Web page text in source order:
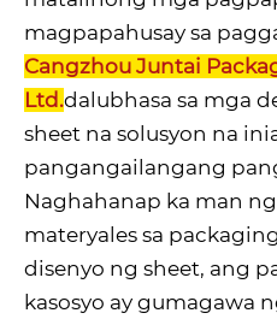
magpapahusay sa
Cangzhou Juntai
Ltd.dalubhasa sa mga
sheet na solusyon na
pangangailangang
Naghahanap ka man
materyales sa
disenyo ng sheet, ang
kasosyo ay gumagawa